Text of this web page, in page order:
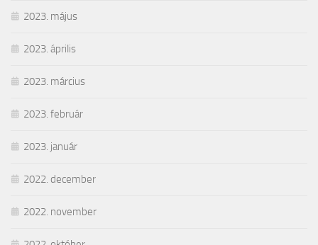
2023. május
2023. április
2023. március
2023. február
2023. január
2022. december
2022. november